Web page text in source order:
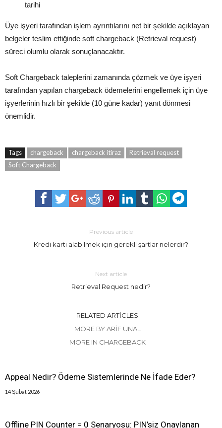
tarihi
Üye işyeri tarafından işlem ayrıntılarını net bir şekilde açıklayan
belgeler teslim ettiğinde soft chargeback (Retrieval request)
süreci olumlu olarak sonuçlanacaktır.
Soft Chargeback taleplerini zamanında çözmek ve üye işyeri
tarafından yapılan chargeback ödemelerini engellemek için üye
işyerlerinin hızlı bir şekilde (10 güne kadar) yanıt dönmesi
önemlidir.
Tags chargeback chargeback itiraz
Retrieval request
Soft Chargeback
Previous article
Kredi kartı alabilmek için gerekli şartlar nelerdir?
Next article
Retrieval Request nedir?
RELATED ARTICLES
MORE BY ARIF ÜNAL
MORE IN CHARGEBACK
Appeal Nedir? Ödeme Sistemlerinde Ne İfade Eder?
14 Şubat 2026
Offline PIN Counter = 0 Senaryosu: PIN’siz Onaylanan